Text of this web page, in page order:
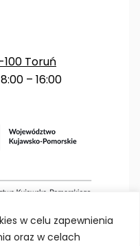
w celu zapewnienia
oraz w celach
Toruń
– 16:00